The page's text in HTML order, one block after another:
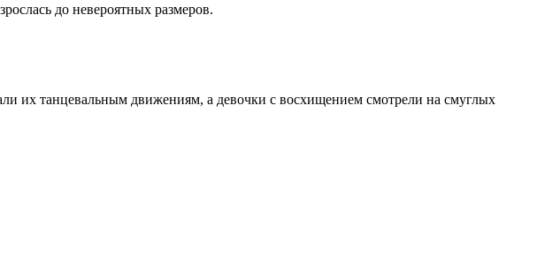
до невероятных размеров.
их танцевальным движениям, а девочки с восхищением смотрели на смуглых